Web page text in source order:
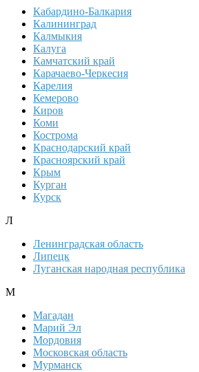
Кабардино-Балкария
Калининград
Калмыкия
Калуга
Камчатский край
Карачаево-Черкесия
Карелия
Кемерово
Киров
Коми
Кострома
Краснодарский край
Красноярский край
Крым
Курган
Курск
Л
Ленинградская область
Липецк
Луганская народная республика
М
Магадан
Марий Эл
Мордовия
Московская область
Мурманск